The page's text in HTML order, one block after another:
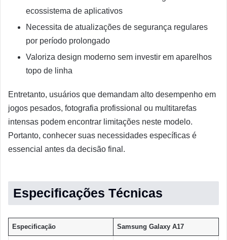
ecossistema de aplicativos
Necessita de atualizações de segurança regulares
por período prolongado
Valoriza design moderno sem investir em aparelhos
topo de linha
Entretanto, usuários que demandam alto desempenho em
jogos pesados, fotografia profissional ou multitarefas
intensas podem encontrar limitações neste modelo.
Portanto, conhecer suas necessidades específicas é
essencial antes da decisão final.
Especificações Técnicas
Especificação Samsung Galaxy A17